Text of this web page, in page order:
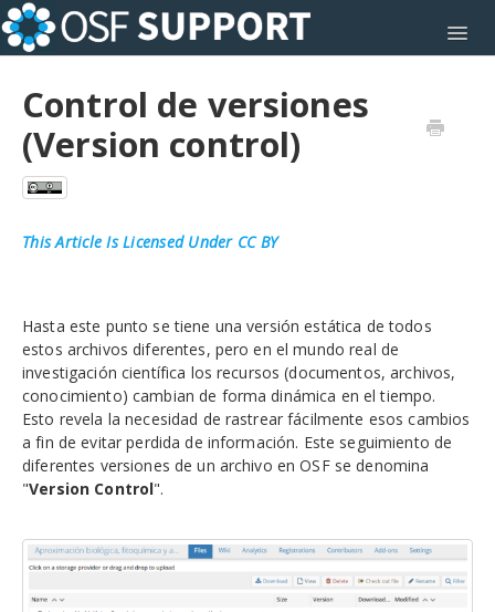
Control de versiones
(Version control)
This Article Is Licensed Under CC BY
Hasta este punto se tiene una versión estática de todos
estos archivos diferentes, pero en el mundo real de
investigación científica los recursos (documentos, archivos,
conocimiento) cambian de forma dinámica en el tiempo.
Esto revela la necesidad de rastrear fácilmente esos cambios
a fin de evitar perdida de información. Este seguimiento de
diferentes versiones de un archivo en OSF se denomina
"Version Control".